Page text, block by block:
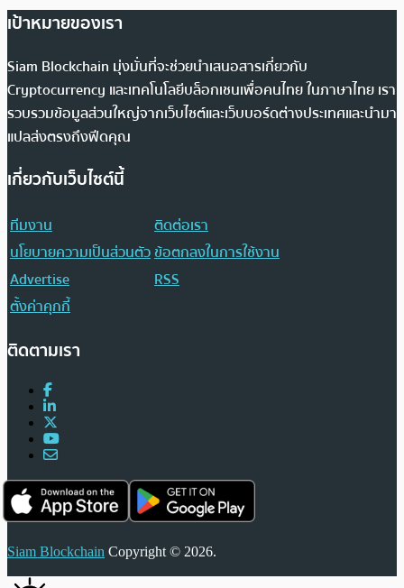
เป้าหมายของเรา
Siam Blockchain มุ่งมั่นที่จะช่วยนำเสนอสารเกี่ยวกับ
Cryptocurrency และเทคโนโลยีบล็อกเชนเพื่อคนไทย ในภาษาไทย เรา
รวบรวมข้อมูลส่วนใหญ่จากเว็บไซต์และเว็บบอร์ดต่างประเทศและนำมา
แปลส่งตรงถึงฟีดคุณ
เกี่ยวกับเว็บไซต์นี้
ทีมงาน
ติดต่อเรา
นโยบายความเป็นส่วนตัวข้อตกลงในการใช้งาน
Advertise
RSS
ตั้งค่าคุกกี้
ติดตามเรา
Siam Blockchain Copyright © 2026.